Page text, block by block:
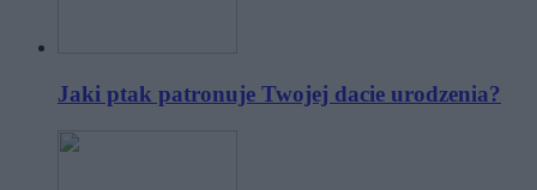
Jaki ptak patronuje Twojej dacie urodzenia?